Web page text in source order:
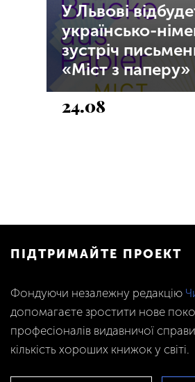
У Львові
українсько-
зустріч
«Міст з паперу»
24.08
ПІДТРИМАЙТЕ ПРОЕКТ
Фондуючи незалежну редакцію
допомагаєте зростити нове
професіоналів видавничої
кількість хороших книжок у світі.